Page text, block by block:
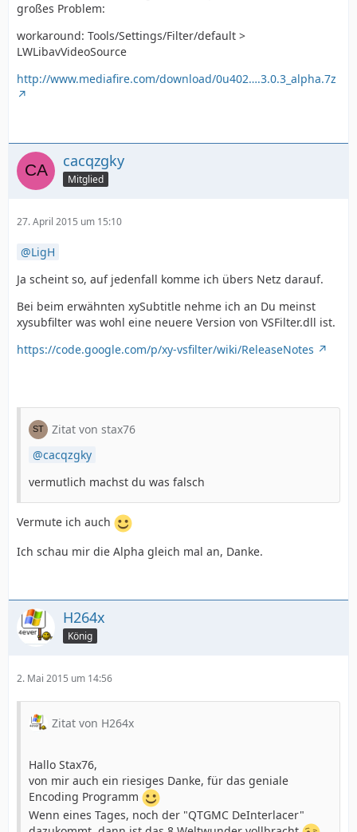
großes Problem:
workaround: Tools/Settings/Filter/default >
LWLibavVideoSource
http://www.mediafire.com/download/0u402….3.0.3_alpha.7z
cacqzgky
Mitglied
27. April 2015 um 15:10
LigH
Ja scheint so, auf jedenfall komme ich übers Netz darauf.
Bei beim erwähnten xySubtitle nehme ich an Du meinst
xysubfilter was wohl eine neuere Version von VSFilter.dll ist.
https://code.google.com/p/xy-vsfilter/wiki/ReleaseNotes
Zitat von stax76
cacqzgky
vermutlich machst du was falsch
Vermute ich auch
Ich schau mir die Alpha gleich mal an, Danke.
H264x
König
2. Mai 2015 um 14:56
Zitat von H264x
Hallo Stax76,
von mir auch ein riesiges Danke, für das geniale
Encoding Programm
Wenn eines Tages, noch der "QTGMC DeInterlacer"